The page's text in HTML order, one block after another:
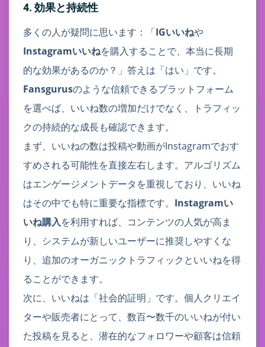
4. 効果と持続性
多くの人が疑問に思います：「IGいいねや
Instagramいいねを購入することで、本当に長期
的な効果があるのか？」答えは「はい」です。
Fansgurusのような信頼できるプラットフォーム
を選べば、いいね数の増加だけでなく、トラフィッ
クの持続的な成長も確認できます。
まず、いいねの数は投稿や動画がInstagramでおす
すめされる可能性を直接左右します。アルゴリズム
はエンゲージメントデータを重視しており、いいね
はその中でも特に重要な指標です。 Instagramい
いね購入を利用すれば、コンテンツの人気が高ま
り、システムが新しいユーザーに推奨しやすくな
り、追加のオーガニックトラフィックといいねを得
ることができます。
次に、いいねは「社会的証明」です。個人クリエイ
ターや販売者にとって、数百〜数千のいいねが付い
た投稿を見ると、潜在的なフォロワーや顧客は信頼